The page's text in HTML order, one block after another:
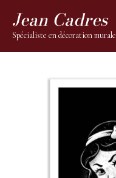
Jean Cadres
Spécialiste en décoration murale